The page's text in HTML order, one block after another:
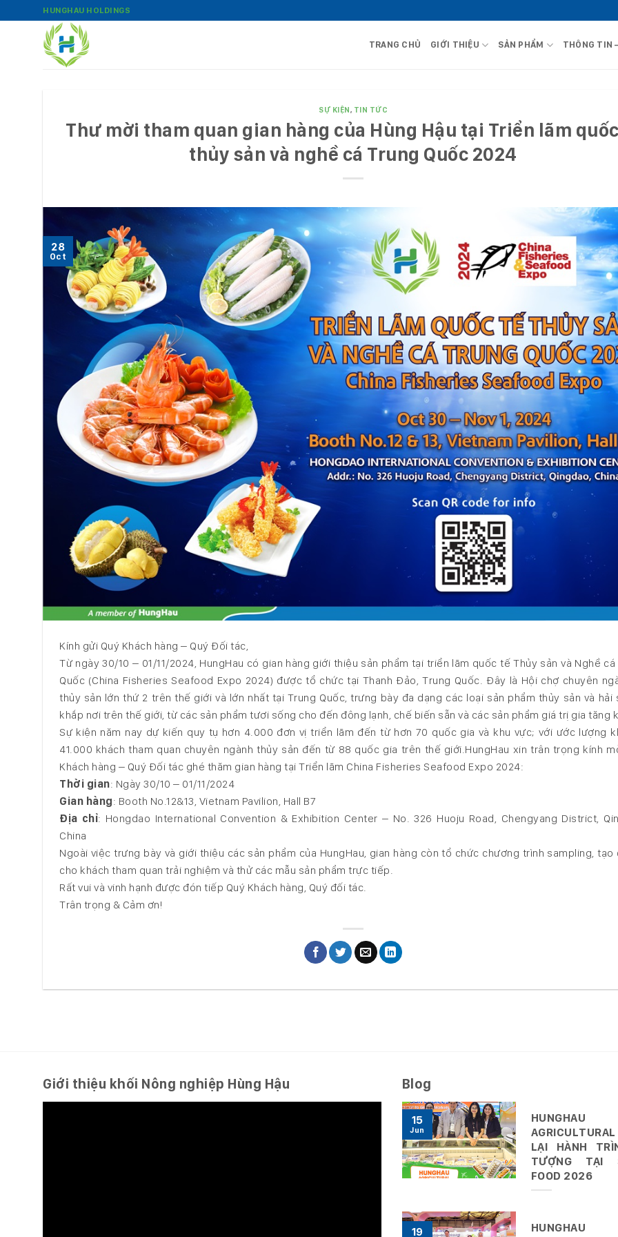
qua
HUNGHAU HOLDINGS
TRANG CHỦ GIỚI THIỆU SẢN PHẨM THÔNG TIN
SỰ KIỆN, TIN TỨC
Thư mời tham quan gian hàng của Hùng Hậu tại Triển lãm
thủy sản và nghề cá Trung Quốc 2024
28
Oct
Kính gửi Quý Khách hàng – Quý Đối tác,
Từ ngày 30/10 – 01/11/2024, HungHau có gian hàng giới thiệu sản phẩm tại triển lãm quốc tế Thủy sản và Nghề cá
Quốc (China Fisheries Seafood Expo 2024) được tổ chức tại Thanh Đảo, Trung Quốc. Đây là Hội chợ chuyên
thủy sản lớn thứ 2 trên thế giới và lớn nhất tại Trung Quốc, trưng bày đa dạng các loại sản phẩm thủy sản và hải
khắp nơi trên thế giới, từ các sản phẩm tươi sống cho đến đông lạnh, chế biến sẵn và các sản phẩm giá trị gia tăng
Sự kiện năm nay dự kiến quy tụ hơn 4.000 đơn vị triển lãm đến từ hơn 70 quốc gia và khu vực; với ước lượng
41.000 khách tham quan chuyên ngành thủy sản đến từ 88 quốc gia trên thế giới.HungHau xin trân trọng kính
Khách hàng – Quý Đối tác ghé thăm gian hàng tại Triển lãm China Fisheries Seafood Expo 2024:
Thời gian: Ngày 30/10 – 01/11/2024
Gian hàng: Booth No.12&13, Vietnam Pavilion, Hall B7
Địa chỉ: Hongdao International Convention & Exhibition Center – No. 326 Huoju Road, Chengyang District,
China
Ngoài việc trưng bày và giới thiệu các sản phẩm của HungHau, gian hàng còn tổ chức chương trình sampling, tạo
cho khách tham quan trải nghiệm và thử các mẫu sản phẩm trực tiếp.
Rất vui và vinh hạnh được đón tiếp Quý Khách hàng, Quý đối tác.
Trân trọng & Cảm ơn!
Giới thiệu khối Nông nghiệp Hùng Hậu Blog
HUNGHAU
LẠI HÀNH
TƯỢNG TẠI
FOOD 2026
15
Jun
HUNGHAU
19